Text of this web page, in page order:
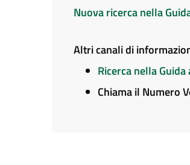
Nuova ricerca nella
Altri canali di
Ricerca nella
Chiama il Numero